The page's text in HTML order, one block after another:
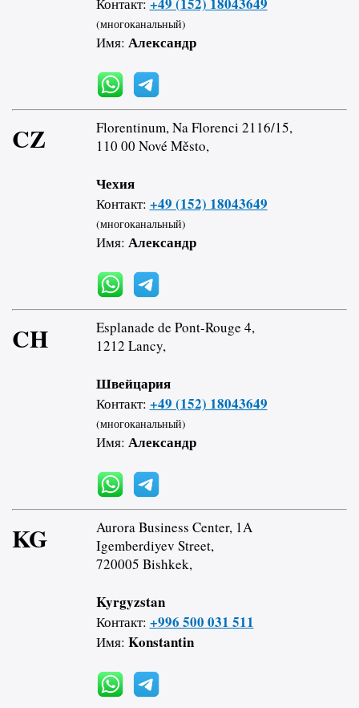
(многоканальный)
Имя: Александр
CZ
Florentinum, Na Florenci 2116/15,
110 00 Nové Město,
Чехия
Контакт: +49 (152) 18043649
(многоканальный)
Имя: Александр
CH
Esplanade de Pont-Rouge 4,
1212 Lancy,
Швейцария
Контакт: +49 (152) 18043649
(многоканальный)
Имя: Александр
KG
Aurora Business Center, 1A
Igemberdiyev Street,
720005 Bishkek,
Kyrgyzstan
Контакт: +996 500 031 511
Имя: Konstantin